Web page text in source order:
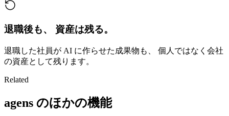
退職後も、 資産は残る。
退職した社員が AI に作らせた成果物も、 個人ではなく会社
の資産として残ります。
Related
agens のほかの機能